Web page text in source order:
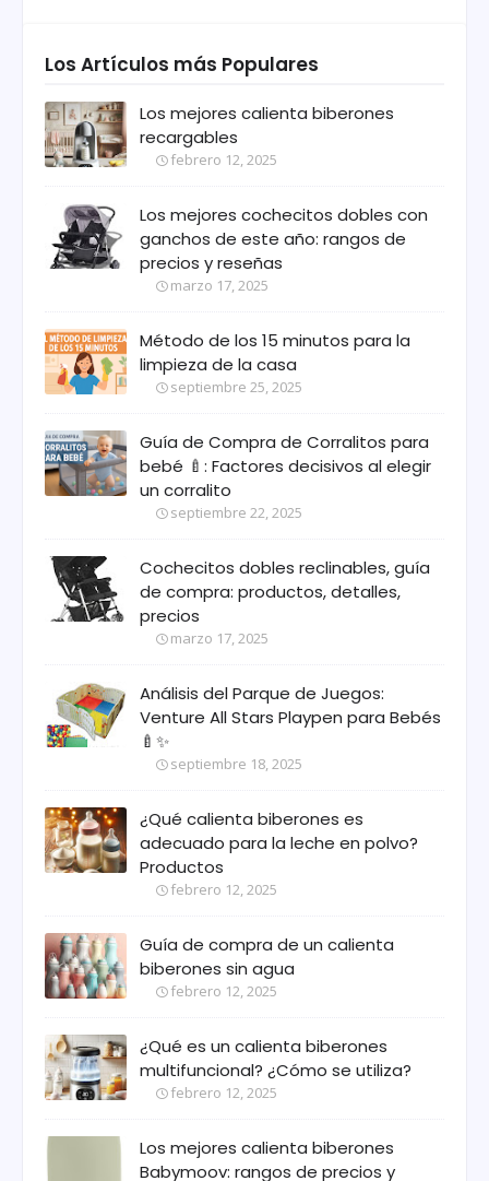
Los Artículos más Populares
Los mejores calienta biberones
recargables
febrero 12, 2025
Los mejores cochecitos dobles con
ganchos de este año: rangos de
precios y reseñas
marzo 17, 2025
Método de los 15 minutos para la
limpieza de la casa
septiembre 25, 2025
Guía de Compra de Corralitos para
bebé 🍼: Factores decisivos al elegir
un corralito
septiembre 22, 2025
Cochecitos dobles reclinables, guía
de compra: productos, detalles,
precios
marzo 17, 2025
Análisis del Parque de Juegos:
Venture All Stars Playpen para Bebés
🍼✨
septiembre 18, 2025
¿Qué calienta biberones es
adecuado para la leche en polvo?
Productos
febrero 12, 2025
Guía de compra de un calienta
biberones sin agua
febrero 12, 2025
¿Qué es un calienta biberones
multifuncional? ¿Cómo se utiliza?
febrero 12, 2025
Los mejores calienta biberones
Babymoov: rangos de precios y